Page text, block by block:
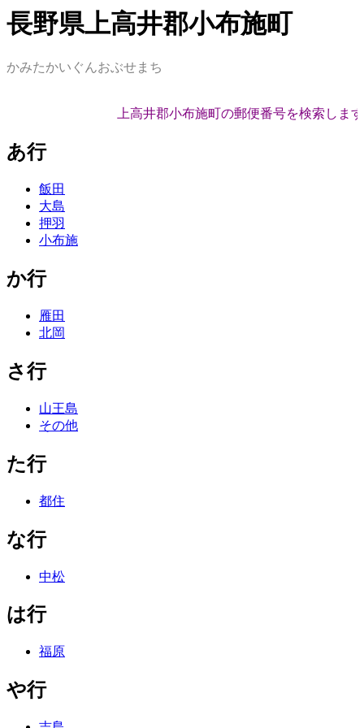
長野県上高井郡小布施町
かみたかいぐんおぶせまち
上高井郡小布施町の郵便番号を検索します
あ行
飯田
大島
押羽
小布施
か行
雁田
北岡
さ行
山王島
その他
た行
都住
な行
中松
は行
福原
や行